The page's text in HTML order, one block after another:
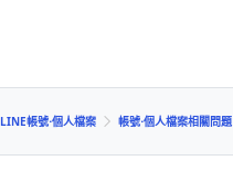
LINE帳號⋅個人檔案 帳號⋅個人檔案相關問題